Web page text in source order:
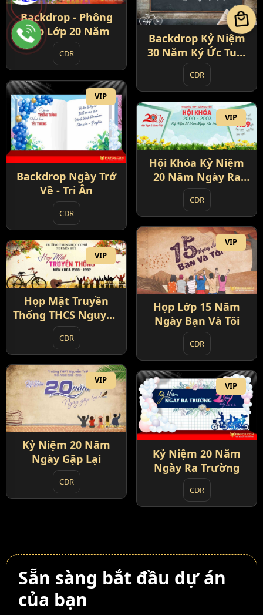
Backdrop - Phông
Họp Lớp 20 Năm
CDR
Backdrop Kỷ Niệm
30 Năm Ký Ức Tuổi
Học Trò
CDR
VIP
Backdrop Ngày Trở
Về - Tri Ân
CDR
VIP
Hội Khóa Kỷ Niệm
20 Năm Ngày Ra
Trường
CDR
VIP
Họp Lớp 15 Năm
Ngày Bạn Và Tôi
CDR
VIP
Họp Mặt Truyền
Thống THCS Nguyễn
Huệ
CDR
VIP
Kỷ Niệm 20 Năm
Ngày Gặp Lại
CDR
VIP
Kỷ Niệm 20 Năm
Ngày Ra Trường
CDR
Sẵn sàng bắt đầu dự án
của bạn
local_mall